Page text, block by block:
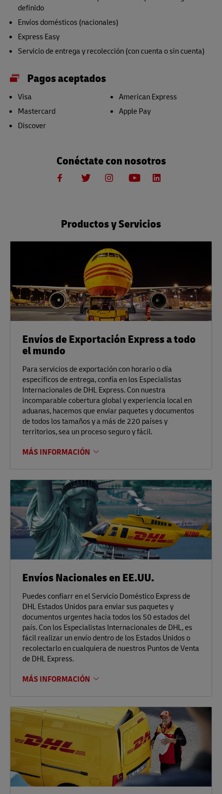
definido
Envíos domésticos (nacionales)
Express Easy
Servicio de entrega y recolección (con cuenta o sin cuenta)
Pagos aceptados
Visa
Mastercard
Discover
American Express
Apple Pay
Conéctate con nosotros
Productos y Servicios
Envíos de Exportación Express a todo
el mundo
Para servicios de exportación con horario o día
específicos de entrega, confía en los Especialistas
Internacionales de DHL Express. Con nuestra
incomparable cobertura global y experiencia local en
aduanas, hacemos que enviar paquetes y documentos
de todos los tamaños y a más de 220 países y
territorios, sea un proceso seguro y fácil.
MÁS INFORMACIÓN
Envíos Nacionales en EE.UU.
Puedes confiarr en el Servicio Doméstico Express de
DHL Estados Unidos para enviar sus paquetes y
documentos urgentes hacia todos los 50 estados del
país. Con los Especialistas Internacionales de DHL, es
fácil realizar un envío dentro de los Estados Unidos o
recolectarlo en cualquiera de nuestros Puntos de Venta
de DHL Express.
MÁS INFORMACIÓN